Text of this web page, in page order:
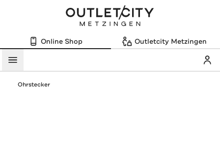
Online Shop Outletcity Metzingen
Menü
Ohrstecker